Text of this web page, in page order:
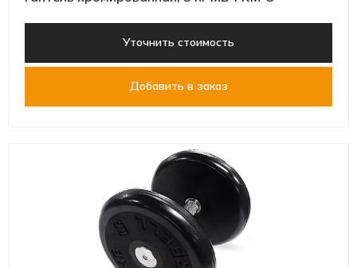
Уточнить стоимость
Добавить в заказ